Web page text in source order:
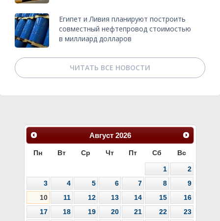
Египет и Ливия планируют построить
совместный нефтепровод стоимостью
в миллиард долларов
ЧИТАТЬ ВСЕ НОВОСТИ
Август 2026
Пн Вт Ср Чт Пт Сб Вс
1
2
3
4 5 6 7 8
9
10
11 12 13 14 15
16
17
18 19 20 21 22
23